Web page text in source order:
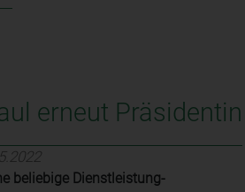
erneut Präsidentin
beliebige Dienstleistung-